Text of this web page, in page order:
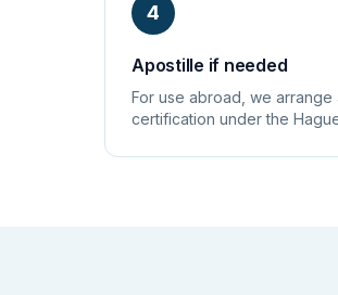
4
Apostille if needed
For use abroad, we arrange
certification under the